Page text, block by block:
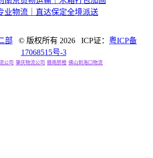
业物流｜直达保定全境派送
部 © 版权所有 2026 ICP证： 粤ICP备
17068515号-3
公司 肇庆物流公司 赣南脐橙 佛山到海口物流